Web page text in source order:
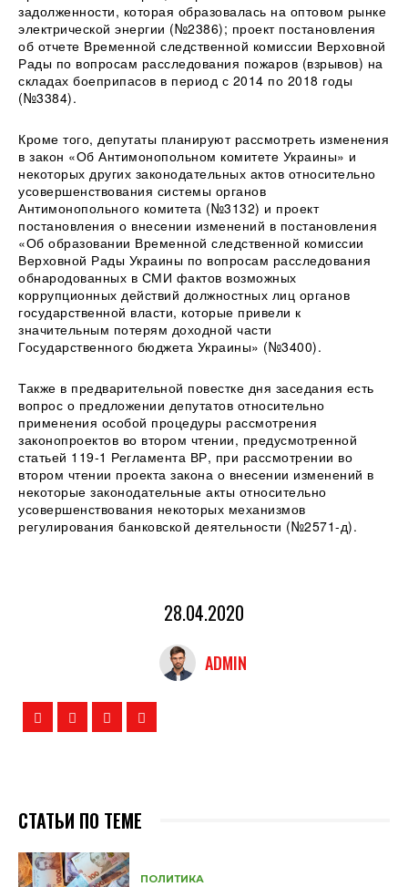
задолженности, которая образовалась на оптовом рынке
электрической энергии (№2386); проект постановления
об отчете Временной следственной комиссии Верховной
Рады по вопросам расследования пожаров (взрывов) на
складах боеприпасов в период с 2014 по 2018 годы
(№3384).
Кроме того, депутаты планируют рассмотреть изменения
в закон «Об Антимонопольном комитете Украины» и
некоторых других законодательных актов относительно
усовершенствования системы органов
Антимонопольного комитета (№3132) и проект
постановления о внесении изменений в постановления
«Об образовании Временной следственной комиссии
Верховной Рады Украины по вопросам расследования
обнародованных в СМИ фактов возможных
коррупционных действий должностных лиц органов
государственной власти, которые привели к
значительным потерям доходной части
Государственного бюджета Украины» (№3400).
Также в предварительной повестке дня заседания есть
вопрос о предложении депутатов относительно
применения особой процедуры рассмотрения
законопроектов во втором чтении, предусмотренной
статьей 119-1 Регламента ВР, при рассмотрении во
втором чтении проекта закона о внесении изменений в
некоторые законодательные акты относительно
усовершенствования некоторых механизмов
регулирования банковской деятельности (№2571-д).
28.04.2020
ADMIN
СТАТЬИ ПО ТЕМЕ
ПОЛИТИКА